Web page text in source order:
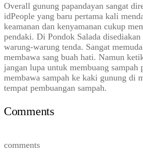
Overall gunung papandayan sangat
idPeople yang baru pertama kali
keamanan dan kenyamanan cukup
pendaki. Di Pondok Salada
warung-warung tenda. Sangat
membawa sang buah hati. Namun
jangan lupa untuk membuang sampah
membawa sampah ke kaki gunung di
tempat pembuangan sampah.
Comments
comments